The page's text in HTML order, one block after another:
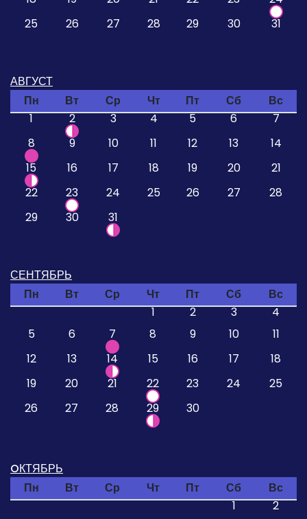
25
26 27 28 29 30 31
АВГУСТ
Пн
Вт Ср Чт Пт Сб
Вс
1
2 3 4 5 6
7
8
9 10 11 12 13
14
15
16 17 18 19 20
21
22
23 24 25 26 27
28
29
30 31
СЕНТЯБРЬ
Пн
Вт Ср Чт Пт Сб
Вс
1
2 3
4
5
6 7 8 9 10
11
12
13 14 15 16 17
18
19
20 21 22 23 24
25
26
27 28 29 30
OКТЯБРЬ
Пн
Вт Ср Чт Пт Сб
Вс
1
2